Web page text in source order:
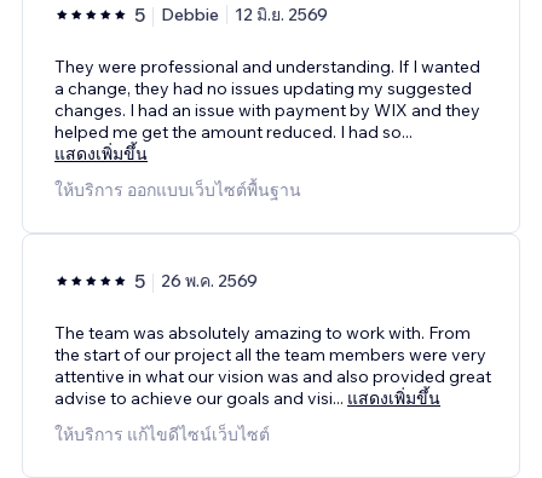
5 Debbie 12 มิ.ย. 2569
They were professional and understanding. If I wanted
a change, they had no issues updating my suggested
changes. I had an issue with payment by WIX and they
helped me get the amount reduced. I had so...
แสดงเพิ่มขึ้น
ให้บริการ ออกแบบเว็บไซต์พื้นฐาน
5 26 พ.ค. 2569
The team was absolutely amazing to work with. From
the start of our project all the team members were very
attentive in what our vision was and also provided great
advise to achieve our goals and visi... แสดงเพิ่มขึ้น
ให้บริการ แก้ไขดีไซน์เว็บไซต์